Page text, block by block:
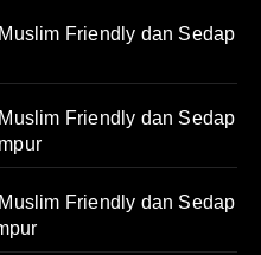
Friendly dan Sedap
Friendly dan Sedap
Friendly dan Sedap